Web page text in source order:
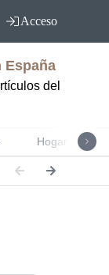
Acceso
España
del
Hogar y jardín